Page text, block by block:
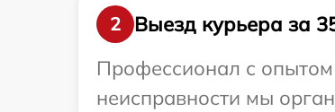
2
Выезд курьера за
Профессионал с опытом
неисправности мы